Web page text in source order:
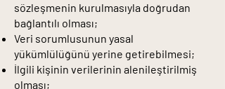
sözleşmenin kurulmasıyla doğrudan
bağlantılı olması;
Veri sorumlusunun yasal
yükümlülüğünü yerine getirebilmesi;
İlgili kişinin verilerinin alenileştirilmiş
olması;